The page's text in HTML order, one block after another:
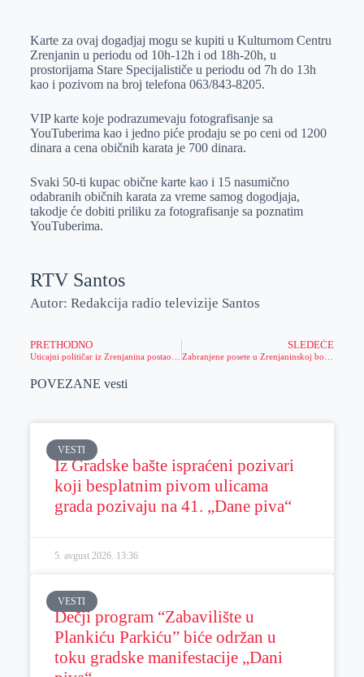
Karte za ovaj dogadjaj mogu se kupiti u Kulturnom Centru
Zrenjanin u periodu od 10h-12h i od 18h-20h, u
prostorijama Stare Specijalističe u periodu od 7h do 13h
kao i pozivom na broj telefona 063/843-8205.
VIP karte koje podrazumevaju fotografisanje sa
YouTuberima kao i jedno piće prodaju se po ceni od 1200
dinara a cena običnih karata je 700 dinara.
Svaki 50-ti kupac obične karte kao i 15 nasumično
odabranih običnih karata za vreme samog dogodjaja,
takodje će dobiti priliku za fotografisanje sa poznatim
YouTuberima.
RTV Santos
Autor: Redakcija radio televizije Santos
PRETHODNO SLEDEĆE
POVEZANE vesti
VESTI
Iz Gradske bašte ispraćeni pozivari
koji besplatnim pivom ulicama
grada pozivaju na 41. „Dane piva“
5. avgust 2026. 13:36
VESTI
Dečji program “Zabavilište u
Plankiću Parkiću” biće održan u
toku gradske manifestacije „Dani